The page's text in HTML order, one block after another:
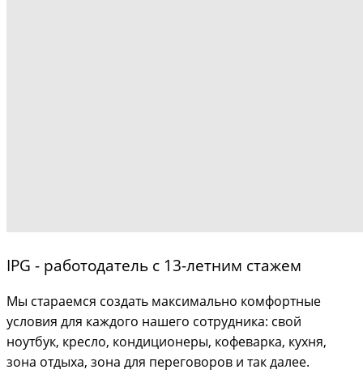
IPG - работодатель с 13-летним стажем
Мы стараемся создать максимально комфортные
условия для каждого нашего сотрудника: свой
ноутбук, кресло, кондиционеры, кофеварка, кухня,
зона отдыха, зона для переговоров и так далее.